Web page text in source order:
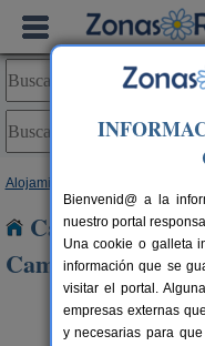
Alojamientos
Casas Rurales
Cameros
Bienvenid@ a la
nuestro portal
Una cookie o galleta
información que se
visitar el portal.
empresas externas
y necesarias para